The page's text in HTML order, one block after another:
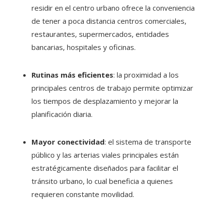
residir en el centro urbano ofrece la conveniencia
de tener a poca distancia centros comerciales,
restaurantes, supermercados, entidades
bancarias, hospitales y oficinas.
Rutinas más eficientes: la proximidad a los
principales centros de trabajo permite optimizar
los tiempos de desplazamiento y mejorar la
planificación diaria.
Mayor conectividad: el sistema de transporte
público y las arterias viales principales están
estratégicamente diseñados para facilitar el
tránsito urbano, lo cual beneficia a quienes
requieren constante movilidad.